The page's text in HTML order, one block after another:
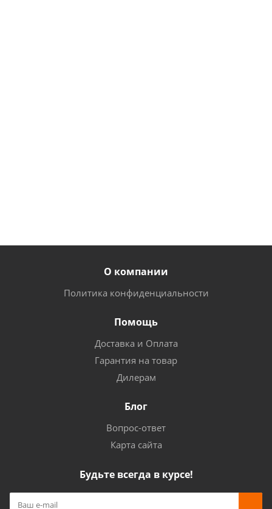
О компании
Политика конфиденциальности
Помощь
Доставка и Оплата
Гарантия на товар
Дилерам
Блог
Вопрос-ответ
Карта сайта
Будьте всегда в курсе!